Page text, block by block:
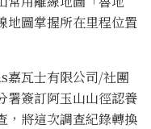
地圖掌握所在里程位置
嘉瓦士有限公司/社團
署簽訂阿玉山山徑認養
，將這次調查紀錄轉換